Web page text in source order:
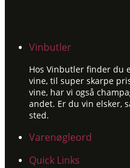
Vinbutler
Hos Vinbutler finder du
vine, til super skarpe
vine, har vi også
andet. Er du vin elsker,
sted.
Varenøgleord
Quick Links